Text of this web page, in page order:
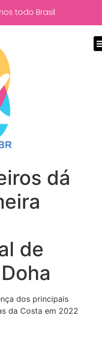
todo Brasil
dá
de
dos principais
da Costa em 2022